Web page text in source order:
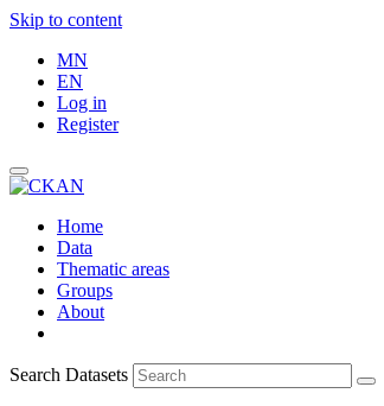
Skip to content
MN
EN
Log in
Register
Home
Data
Thematic areas
Groups
About
Search Datasets